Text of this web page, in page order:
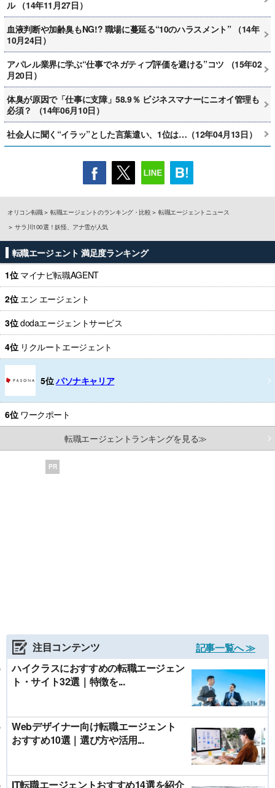
ル （14年11月27日）
血液判断や加齢臭もNG!? 職場に蔓延る“10のハラスメント” （14年
10月24日）
アパレル業界に学ぶ“仕事でネガティブ評価を避ける”コツ （15年02
月20日）
体臭が原因で「仕事に支障」58.9％ ビジネスマナーにニオイ管理も
必須？ （14年06月10日）
社会人に聞く“イラッ”とした言葉遣い、1位は…（12年04月13日）
オリコン転職 転職エージェントのランキング・比較
転職エージェントニュース
サラ川100選！妖怪、アナ雪が人気
転職エージェント 満足度ランキング
1位 マイナビ転職AGENT
2位 エン エージェント
3位dodaエージェントサービス
4位 リクルートエージェント
5位パソナキャリア
6位 ワークポート
転職エージェントランキングを見る≫
PR
注目コンテンツ
記事一覧へ ≫
ハイクラスにおすすめの転職エージェン
ト・サイト32選｜特徴を...
Webデザイナー向け転職エージェント
おすすめ10選｜選び方や活用...
IT転職エージェントおすすめ14選を紹介